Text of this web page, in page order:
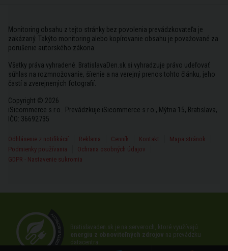
Monitoring obsahu z tejto stránky bez povolenia prevádzkovateľa je
zakázaný. Takýto monitoring alebo kopírovanie obsahu je považované za
porušenie autorského zákona.
Všetky práva vyhradené. BratislavaDen.sk si vyhradzuje právo udeľovať
súhlas na rozmnožovanie, šírenie a na verejný prenos tohto článku, jeho
častí a zverejnených fotografií.
Copyright © 2026
iSicommerce s.r.o.. Prevádzkuje iSicommerce s.r.o., Mýtna 15, Bratislava,
IČO: 36692735
Odhlásenie z notifikácií Reklama Cenník Kontakt
Mapa stránok
Podmienky používania
Ochrana osobných údajov
GDPR - Nastavenie sukromia
Bratislavaden.sk je na serveroch, ktoré využívajú
energiu z obnoviteľných zdrojov na prevádzku
datacentra.